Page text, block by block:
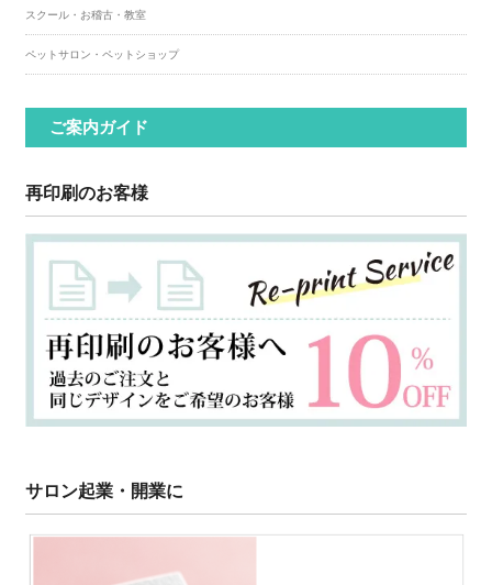
スクール・お稽古・教室
ペットサロン・ペットショップ
ご案内ガイド
再印刷のお客様
サロン起業・開業に